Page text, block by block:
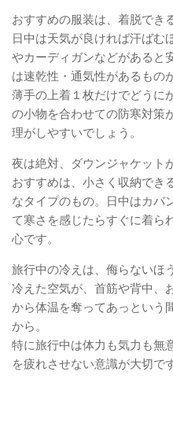
おすすめの服装は、着脱でき
日中は天気が良ければ汗ばむ
やカーディガンなどがあると
は速乾性・通気性があるもの
薄手の上着１枚だけでどうに
の小物を合わせての防寒対策
理がしやすいでしょう。
夜は絶対、ダウンジャケット
おすすめは、小さく収納でき
なタイプのもの。日中はカバ
て寒さを感じたらすぐに着ら
心です。
旅行中の冷えは、侮らないほ
冷えた空気が、首筋や背中、
から体温を奪ってあっという
から。
特に旅行中は体力も気力も無
を疲れさせない意識が大切です